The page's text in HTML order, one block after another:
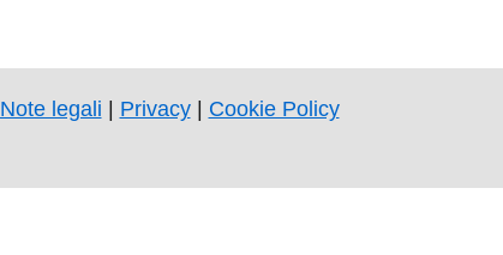
Note legali Privacy| Cookie Policy